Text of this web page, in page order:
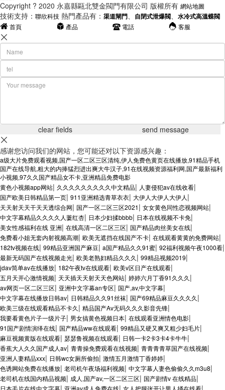
Copyright ? 2020 永嘉縣甌北雙金閥門有限公司 版權所有 網站地圖
技術支持： 聯欣科技 熱門產品有： 渠道閘門、 自閉式泄爆閥、 水冷式高溫蝶閥
首頁 產品 電話 客服
感谢您访问我们的网站，您可能还对以下资源感兴趣：
a级大片免费观看视频,国产一区二区三区清纯,伊人免费色黄页在线播放,91精品手机
国产在线导航,粗大的内捧猛烈进出爽大牛汉子,91在线视频资源福利网,国产最新福利
小视频,97久久国产精品女不卡,亚洲精品免费电影
黄色小视频app网站| 久久久久久久久久久中文精品| 人妻侵犯av在线收看|
国产欧美日韩精品第一页| 911亚洲精选青草衣衣| 大伊人大伊人大伊人|
天天射天天干天天透综合网| 国产一区二区三区2021| 女女黄色同性恋视频网站|
中文字幕精品久久久久人萋红杏| 日本少妇揉bbbb| 日本在线视频不卡免|
美女性感福利在线 亚洲| 在线高清一区二区三区| 国产精品肉丝美女在线|
免费看小姐无套内射视频高潮| 欧美无遮挡在线国产不卡| 在线观看黄黄的免费网站|
182tv视频在线| 99精品亚洲国产麻豆| a国产精品久久91蜜| 92福利视频午夜1000看|
最新无码国产在线视频走光| 欧美老熟妇精品久久久| 99精品视频2019|
jdav简单av在线播放| 182午夜tv在线观看| 欧美v区日产在线观看|
五月天开心激情视频| 天天插天天射天天色网站| 婷婷六月丁香91久久久|
av网页一区二区三区| 亚洲中文字幕an专区| 国产,av,中文字幕|
中文字幕在线播放日韩av| 日韩精品久久91丝袜| 国产69精品麻豆久久久久|
欧美三级在线观看精品不卡久| 精品国产Av无码久久久影音先锋|
我要看黄色片子一级片子| 男女搞黄色视频日本| 在线观看亚洲情色电影|
91国产剧情演绎在线| 国产精品ww在线观看| 99精品又硬又爽又粗少妇毛片|
麻豆视频黄版在线观看| 瑟瑟鲁视频在线观看| 日韩一卡2卡3卡4卡牛牛|
香蕉大人久久国产成人av| 青青操免费观看在线视频| 青青青青草国产在线视频|
亚洲人妻精品xxx| 日韩wc女厕所偷拍| 激情五月激情丁香婷婷|
色诱网站免费在线播放| 老司机午夜场福利视频| 中文字幕人妻色偷偷久久m3u8|
老司机在线国内精品视频| 成人,国产av,一区二区三区| 国产剧情v 在线精品|